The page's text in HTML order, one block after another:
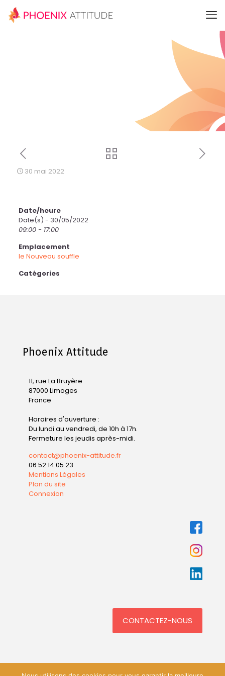
30 mai 2022
Date/heure
Date(s) - 30/05/2022
09:00 - 17:00
Emplacement
le Nouveau souffle
Catégories
Phoenix Attitude
11, rue La Bruyère
87000 Limoges
France
Horaires d'ouverture :
Du lundi au vendredi, de 10h à 17h.
Fermeture les jeudis après-midi.
contact@phoenix-attitude.fr
06 52 14 05 23
Mentions Légales
Plan du site
Connexion
CONTACTEZ-NOUS